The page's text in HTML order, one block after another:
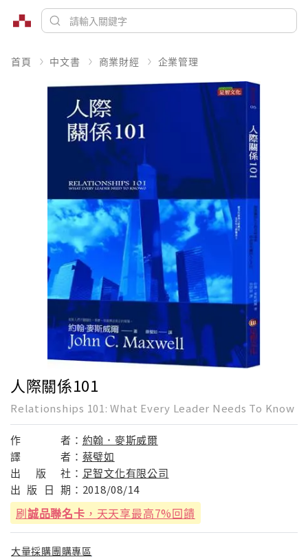
首頁 中文書 商業財經 企業管理
人際關係101
Relationships 101: What Every Leader Needs To Know
作 者： 約翰．麥斯威爾
譯
者： 蔡璧如
出
版 社： 足智文化有限公司
出 版 日 期： 2018/08/14
刷誠品聯名卡 ，天天享最高7%回饋
大量採購團購專區